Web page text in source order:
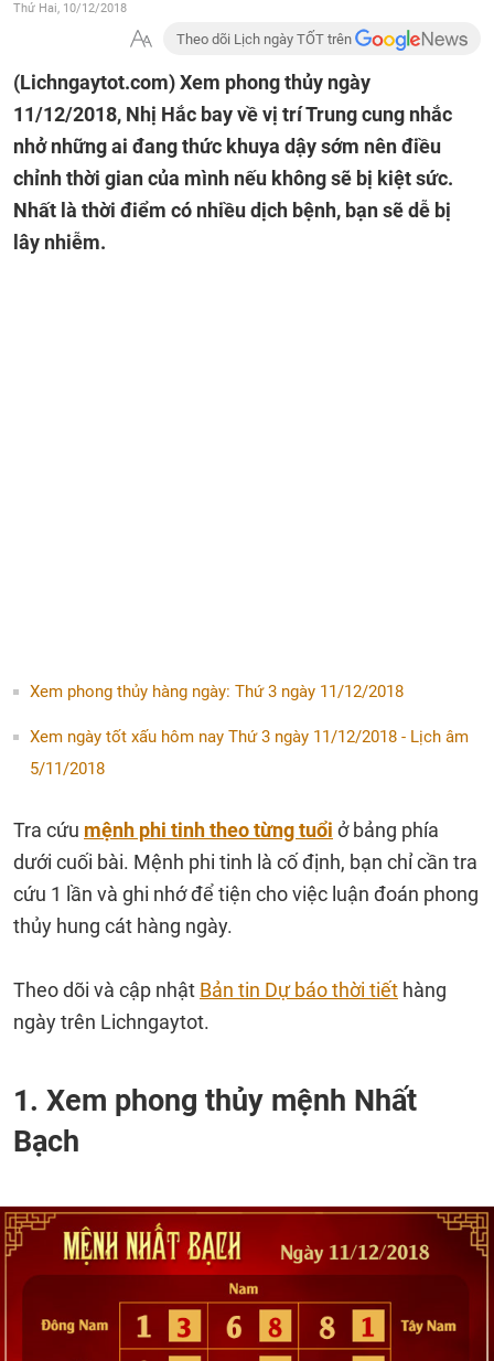
Thứ Hai, 10/12/2018
Theo dõi Lịch ngày TỐT trên
(Lichngaytot.com)Xem phong thủy ngày
11/12/2018, Nhị Hắc bay về vị trí Trung cung nhắc
nhở những ai đang thức khuya dậy sớm nên điều
chỉnh thời gian của mình nếu không sẽ bị kiệt sức.
Nhất là thời điểm có nhiều dịch bệnh, bạn sẽ dễ bị
lây nhiễm.
Xem phong thủy hàng ngày: Thứ 3 ngày 11/12/2018
Xem ngày tốt xấu hôm nay Thứ 3 ngày 11/12/2018 - Lịch âm
5/11/2018
Tra cứu mệnh phi tinh theo từng tuổi ở bảng phía
dưới cuối bài. Mệnh phi tinh là cố định, bạn chỉ cần tra
cứu 1 lần và ghi nhớ để tiện cho việc luận đoán phong
thủy hung cát hàng ngày.
Theo dõi và cập nhật Bản tin Dự báo thời tiết hàng
ngày trên Lichngaytot.
1. Xem phong thủy mệnh Nhất
Bạch